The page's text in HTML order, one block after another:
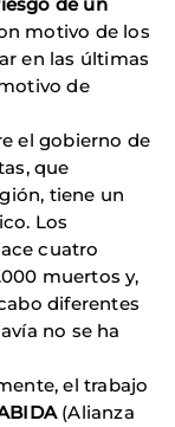
de un
motivo de los
en las últimas
de
el gobierno de
que
tiene un
Los
cuatro
muertos y,
diferentes
no se ha
el trabajo
(Alianza